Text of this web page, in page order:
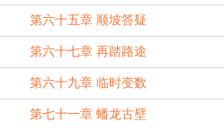
第六十五章 顺坡答疑
第六十七章 再踏路途
第六十九章 临时变数
第七十一章 蟠龙古壁